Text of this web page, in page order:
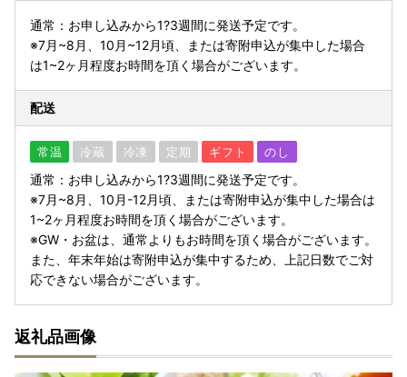
通常：お申し込みから1?3週間に発送予定です。
※7月~8月、10月~12月頃、または寄附申込が集中した場合
は1~2ヶ月程度お時間を頂く場合がございます。
配送
常温 冷蔵 冷凍 定期 ギフト のし
通常：お申し込みから1?3週間に発送予定です。
※7月~8月、10月-12月頃、または寄附申込が集中した場合は
1~2ヶ月程度お時間を頂く場合がございます。
※GW・お盆は、通常よりもお時間を頂く場合がございます。
また、年末年始は寄附申込が集中するため、上記日数でご対
応できない場合がございます。
返礼品画像